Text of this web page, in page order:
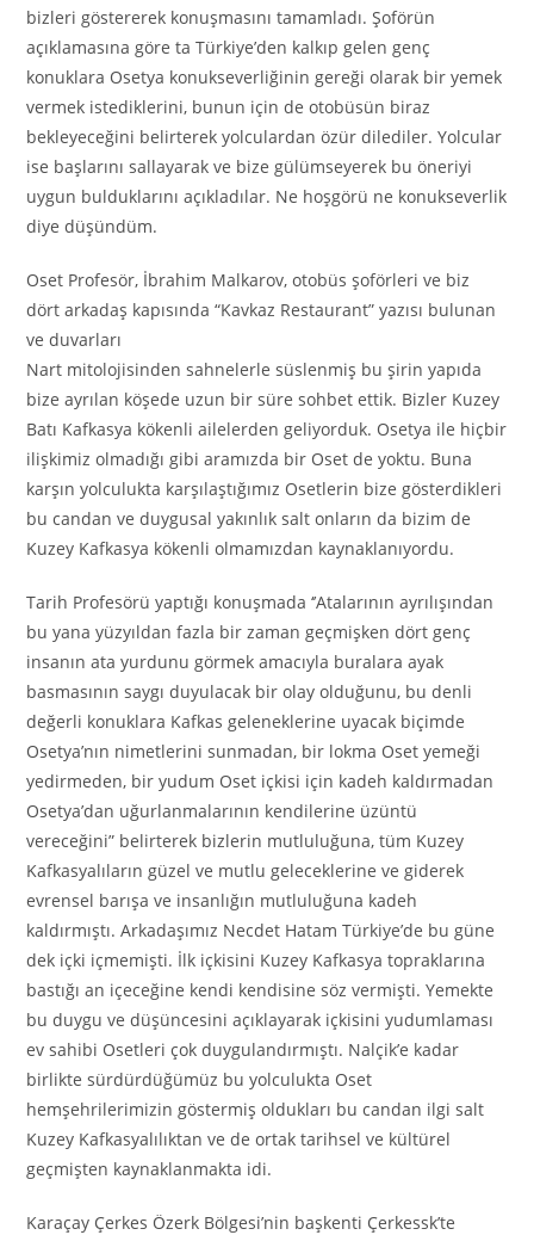
bizleri göstererek konuşmasını tamamladı. Şoförün
açıklamasına göre ta Türkiye’den kalkıp gelen genç
konuklara Osetya konukseverliğinin gereği olarak bir yemek
vermek istediklerini, bunun için de otobüsün biraz
bekleyeceğini belirterek yolculardan özür dilediler. Yolcular
ise başlarını sallayarak ve bize gülümseyerek bu öneriyi
uygun bulduklarını açıkladılar. Ne hoşgörü ne konukseverlik
diye düşündüm.
Oset Profesör, İbrahim Malkarov, otobüs şoförleri ve biz
dört arkadaş kapısında “Kavkaz Restaurant” yazısı bulunan
ve duvarları
Nart mitolojisinden sahnelerle süslenmiş bu şirin yapıda
bize ayrılan köşede uzun bir süre sohbet ettik. Bizler Kuzey
Batı Kafkasya kökenli ailelerden geliyorduk. Osetya ile hiçbir
ilişkimiz olmadığı gibi aramızda bir Oset de yoktu. Buna
karşın yolculukta karşılaştığımız Osetlerin bize gösterdikleri
bu candan ve duygusal yakınlık salt onların da bizim de
Kuzey Kafkasya kökenli olmamızdan kaynaklanıyordu.
Tarih Profesörü yaptığı konuşmada ‘’Atalarının ayrılışından
bu yana yüzyıldan fazla bir zaman geçmişken dört genç
insanın ata yurdunu görmek amacıyla buralara ayak
basmasının saygı duyulacak bir olay olduğunu, bu denli
değerli konuklara Kafkas geleneklerine uyacak biçimde
Osetya’nın nimetlerini sunmadan, bir lokma Oset yemeği
yedirmeden, bir yudum Oset içkisi için kadeh kaldırmadan
Osetya’dan uğurlanmalarının kendilerine üzüntü
vereceğini” belirterek bizlerin mutluluğuna, tüm Kuzey
Kafkasyalıların güzel ve mutlu geleceklerine ve giderek
evrensel barışa ve insanlığın mutluluğuna kadeh
kaldırmıştı. Arkadaşımız Necdet Hatam Türkiye’de bu güne
dek içki içmemişti. İlk içkisini Kuzey Kafkasya topraklarına
bastığı an içeceğine kendi kendisine söz vermişti. Yemekte
bu duygu ve düşüncesini açıklayarak içkisini yudumlaması
ev sahibi Osetleri çok duygulandırmıştı. Nalçik’e kadar
birlikte sürdürdüğümüz bu yolculukta Oset
hemşehrilerimizin göstermiş oldukları bu candan ilgi salt
Kuzey Kafkasyalılıktan ve de ortak tarihsel ve kültürel
geçmişten kaynaklanmakta idi.
Karaçay Çerkes Özerk Bölgesi’nin başkenti Çerkessk’te